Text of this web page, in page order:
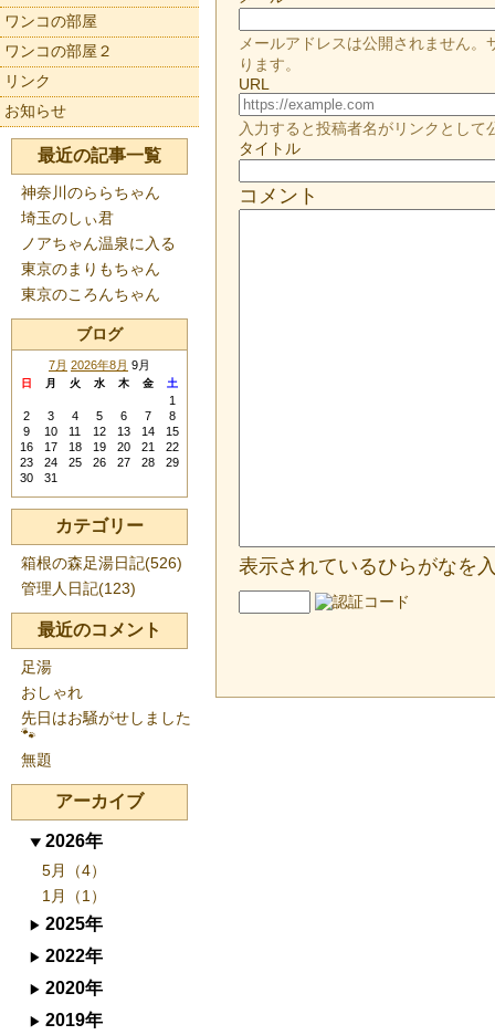
メールアドレスは公開されません
ります。
URL
入力すると投稿者名がリンクとして
タイトル
コメント
表示されているひらがなを
ワンコの部屋
ワンコの部屋２
リンク
お知らせ
最近の記事一覧
神奈川のららちゃん
埼玉のしぃ君
ノアちゃん温泉に入る
東京のまりもちゃん
東京のころんちゃん
ブログ
7月 2026年8月 9月
日 月 火 水 木 金 土
1
2
3 4 5 6 7
8
9
10 11 12 13 14
15
16
17 18 19 20 21
22
23
24 25 26 27 28
29
30
31
カテゴリー
箱根の森足湯日記(526)
管理人日記(123)
最近のコメント
足湯
おしゃれ
先日はお騒がせしました
🐾
無題
アーカイブ
2026年
5月（4）
1月（1）
2025年
2022年
2020年
2019年